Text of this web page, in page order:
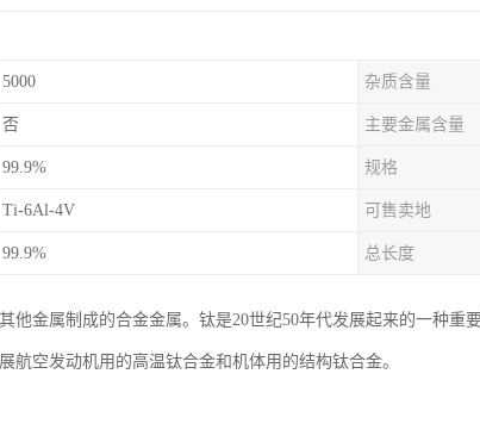
5000 杂质含量
否 主要金属含量
99.9% 规格
Ti-6Al-4V 可售卖地
99.9% 总长度
他金属制成的合金金属。钛是20世纪50年代发展起来的一种重
航空发动机用的高温钛合金和机体用的结构钛合金。